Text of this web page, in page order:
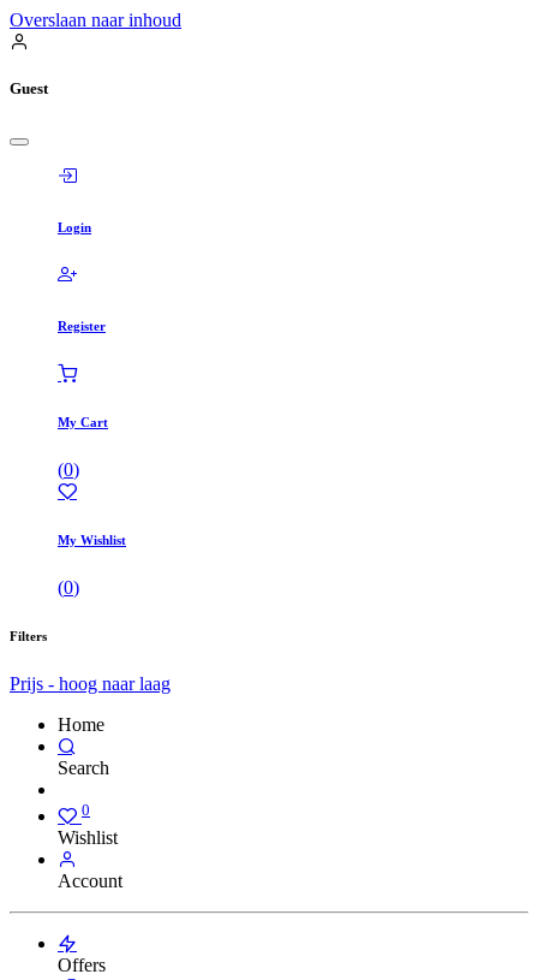
Overslaan naar inhoud
Guest
Login
Register
My Cart
(0)
My Wishlist
(0)
Filters
Prijs - hoog naar laag
Home
Search
0
Wishlist
Account
Offers